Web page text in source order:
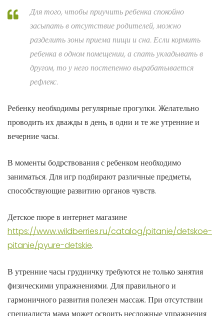
Для того, чтобы приучить ребенка спокойно
засыпать в отсутствие родителей, можно
разделить зоны приема пищи и сна. Если кормить
ребенка в одном помещении, а спать укладывать в
другом, то у него постепенно вырабатывается
рефлекс.
Ребенку необходимы регулярные прогулки. Желательно
проводить их дважды в день, в одни и те же утренние и
вечерние часы.
В моменты бодрствования с ребенком необходимо
заниматься. Для игр подбирают различные предметы,
способствующие развитию органов чувств.
Детское пюре в интернет магазине
https://www.wildberries.ru/catalog/pitanie/detskoe-
pitanie/pyure-detskie.
В утренние часы грудничку требуются не только занятия
физическими упражнениями. Для правильного и
гармоничного развития полезен массаж. При отсутствии
специалиста мама может освоить несложные упражнения